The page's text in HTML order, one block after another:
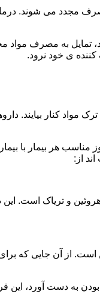
مجدد می شوند.
به مصرف مواد
ی خود نرود.
مواد کنار بیایند.
هر بیمار با
از:
و تریاک است. این
از آن جایی که
به دست آورد، این